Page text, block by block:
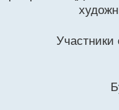
Участники